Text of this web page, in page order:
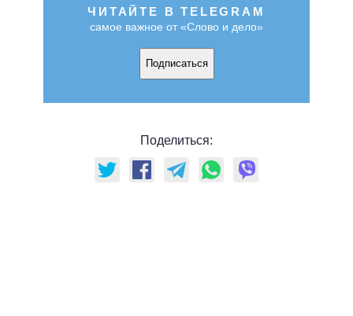
ЧИТАЙТЕ В TELEGRAM
самое важное от «Слово и дело»
Подписаться
Поделиться: